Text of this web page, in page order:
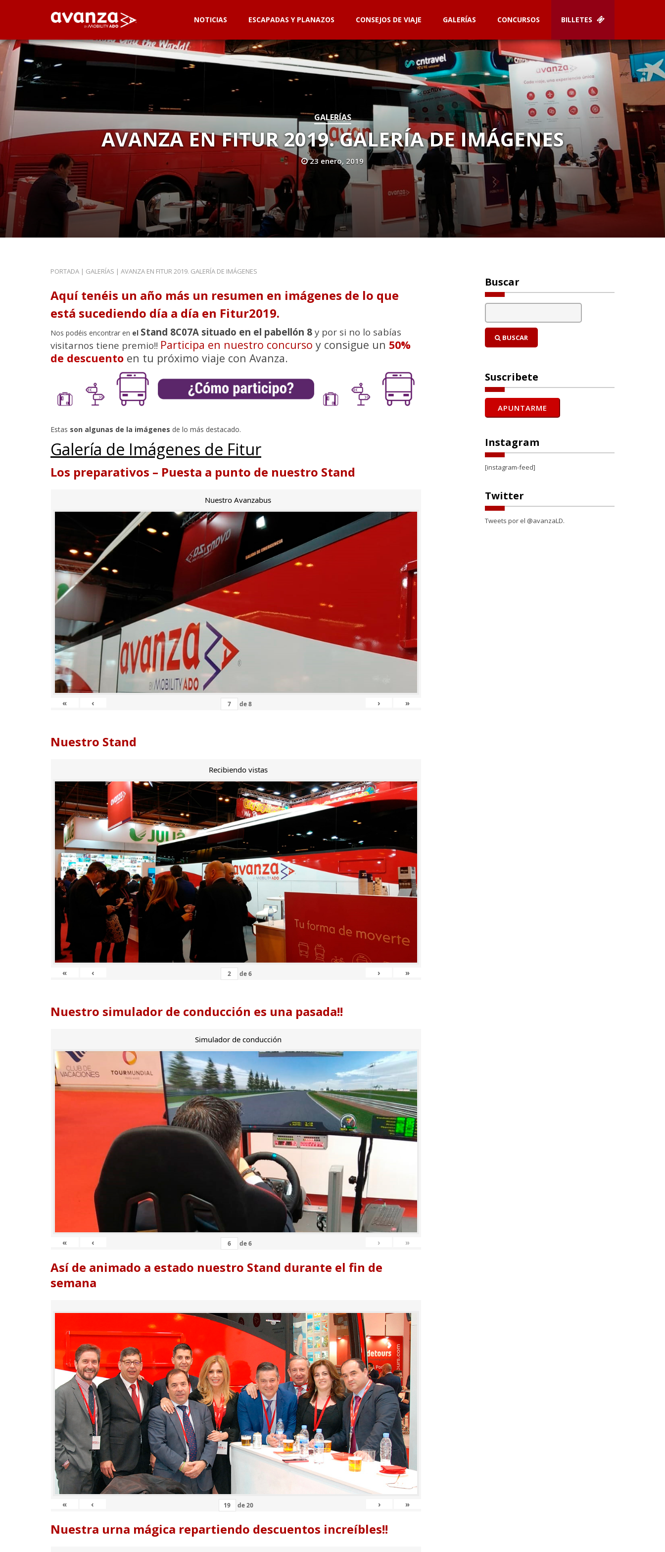
NOTICIAS ESCAPADAS Y PLANAZOS CONSEJOS DE VIAJE GALERÍAS CONCURSOS BILLETES
GALERÍAS
AVANZA EN FITUR 2019. GALERÍA DE IMÁGENES
23 enero, 2019
PORTADA | GALERÍAS | AVANZA EN FITUR 2019. GALERÍA DE IMÁGENES
Aquí tenéis un año más un resumen en imágenes de lo que
está sucediendo día a día en Fitur2019.
Nos podéis encontrar en el Stand 8C07A situado en el pabellón 8 y por si no lo sabías
visitarnos tiene premio!! Participa en nuestro concurso y consigue un 50%
de descuento en tu próximo viaje con Avanza.
Estas son algunas de la imágenes de lo más destacado.
Galería de Imágenes de Fitur
Los preparativos – Puesta a punto de nuestro Stand
Nuestro Avanzabus
« ‹ de8 › »
Nuestro Stand
Recibiendo vistas
« ‹ de6 › »
Nuestro simulador de conducción es una pasada!!
Simulador de conducción
« ‹ de6 › »
Así de animado a estado nuestro Stand durante el fin de
semana
« ‹ de20 › »
Nuestra urna mágica repartiendo descuentos increíbles!!
Buscar
BUSCAR
Suscribete
Instagram
[instagram-feed]
Twitter
Tweets por el @avanzaLD.